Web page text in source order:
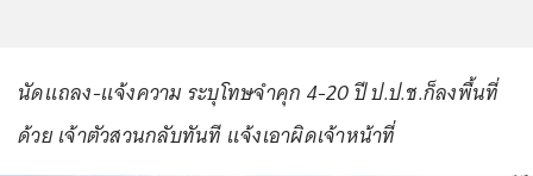
นัดแถลง-แจ้งความ ระบุโทษจําคุก 4-20 ปี ป.ป.ช.ก็ลงพื้นที่
ด้วย เจ้าตัวสวนกลับทันที แจ้งเอาผิดเจ้าหน้าที่